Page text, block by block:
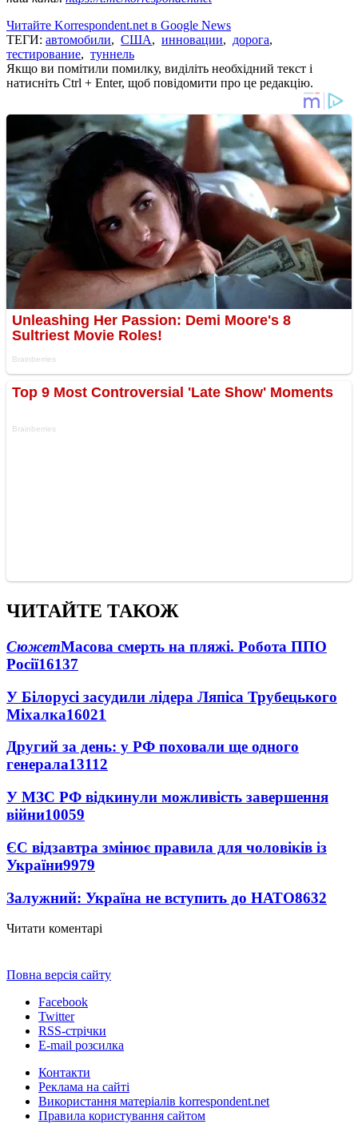
Читайте Korrespondent.net в Google News
ТЕГИ: автомобили, США, инновации, дорога,
тестирование, туннель
Якщо ви помітили помилку, виділіть необхідний текст і
натисніть Ctrl + Enter, щоб повідомити про це редакцію.
ЧИТАЙТЕ ТАКОЖ
СюжетМасова смерть на пляжі. Робота ППО
Росії16137
У Білорусі засудили лідера Ляпіса Трубецького
Міхалка16021
Другий за день: у РФ поховали ще одного
генерала13112
У МЗС РФ відкинули можливість завершення
війни10059
ЄС відзавтра змінює правила для чоловіків із
України9979
Залужний: Україна не вступить до НАТО8632
Читати коментарі
Повна версія сайту
Facebook
Twitter
RSS-стрічки
E-mail розсилка
Контакти
Реклама на сайті
Використання матеріалів korrespondent.net
Правила користування сайтом